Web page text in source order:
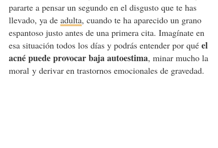
pararte a pensar un segundo en el disgusto que te has
llevado, ya de adulta, cuando te ha aparecido un grano
espantoso justo antes de una primera cita. Imagínate en
esa situación todos los días y podrás entender por qué el
acné puede provocar baja autoestima, minar mucho la
moral y derivar en trastornos emocionales de gravedad.